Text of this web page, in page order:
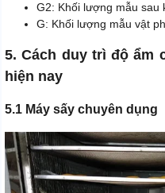
G2: Khối lượng mẫu sau
G: Khối lượng mẫu vật
5. Cách duy trì độ ẩm
hiện nay
5.1 Máy sấy chuyên dụng